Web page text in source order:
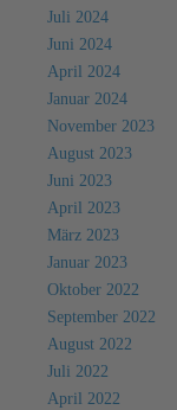
Juli 2024
Juni 2024
April 2024
Januar 2024
November 2023
August 2023
Juni 2023
April 2023
März 2023
Januar 2023
Oktober 2022
September 2022
August 2022
Juli 2022
April 2022